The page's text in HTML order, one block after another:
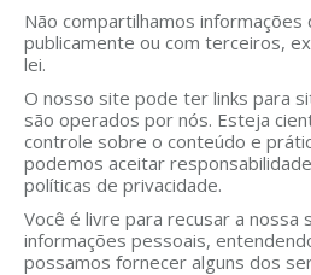
Não compartilhamos
publicamente ou com terceiros,
lei.
O nosso site pode ter links para
são operados por nós. Esteja
controle sobre o conteúdo e
podemos aceitar
políticas de privacidade.
Você é livre para recusar a nossa
informações pessoais,
possamos fornecer alguns dos